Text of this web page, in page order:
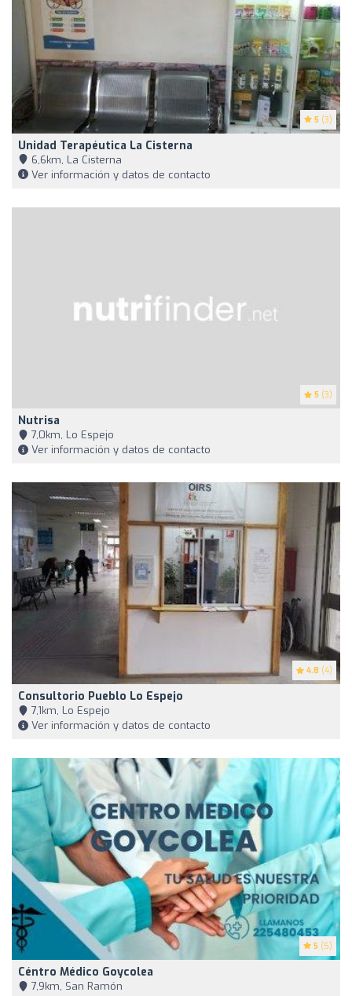
5 (3)
Unidad Terapéutica La Cisterna
6,6km, La Cisterna
Ver información y datos de contacto
5 (3)
Nutrisa
7,0km, Lo Espejo
Ver información y datos de contacto
4.8 (4)
Consultorio Pueblo Lo Espejo
7,1km, Lo Espejo
Ver información y datos de contacto
5 (5)
Céntro Médico Goycolea
7,9km, San Ramón